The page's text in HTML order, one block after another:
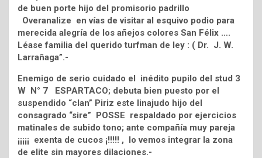
de buen porte hijo del promisorio padrillo
Overanalize en vías de visitar al esquivo podio para
merecida alegría de los añejos colores San Félix ….
Léase familia del querido turfman de ley : ( Dr. J. W.
Larrañaga”.-
Enemigo de serio cuidado el inédito pupilo del stud 3
W N° 7 ESPARTACO; debuta bien puesto por el
suspendido “clan” Piriz este linajudo hijo del
consagrado “sire” POSSE respaldado por ejercicios
matinales de subido tono; ante compañía muy pareja
¡¡¡¡¡ exenta de cucos ¡!!!!! , lo vemos integrar la zona
de elite sin mayores dilaciones.-